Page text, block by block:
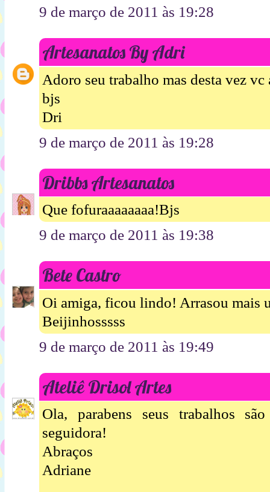
9 de março de 2011 às 19:28
Artesanatos By Adri
Adoro seu trabalho mas desta vez vc
bjs
Dri
9 de março de 2011 às 19:28
Dribbs Artesanatos
Que fofuraaaaaaaa!Bjs
9 de março de 2011 às 19:38
Bete Castro
Oi amiga, ficou lindo! Arrasou mais
Beijinhosssss
9 de março de 2011 às 19:49
Ateliê Drisol Artes
Ola, parabens seus trabalhos
seguidora!
Abraços
Adriane